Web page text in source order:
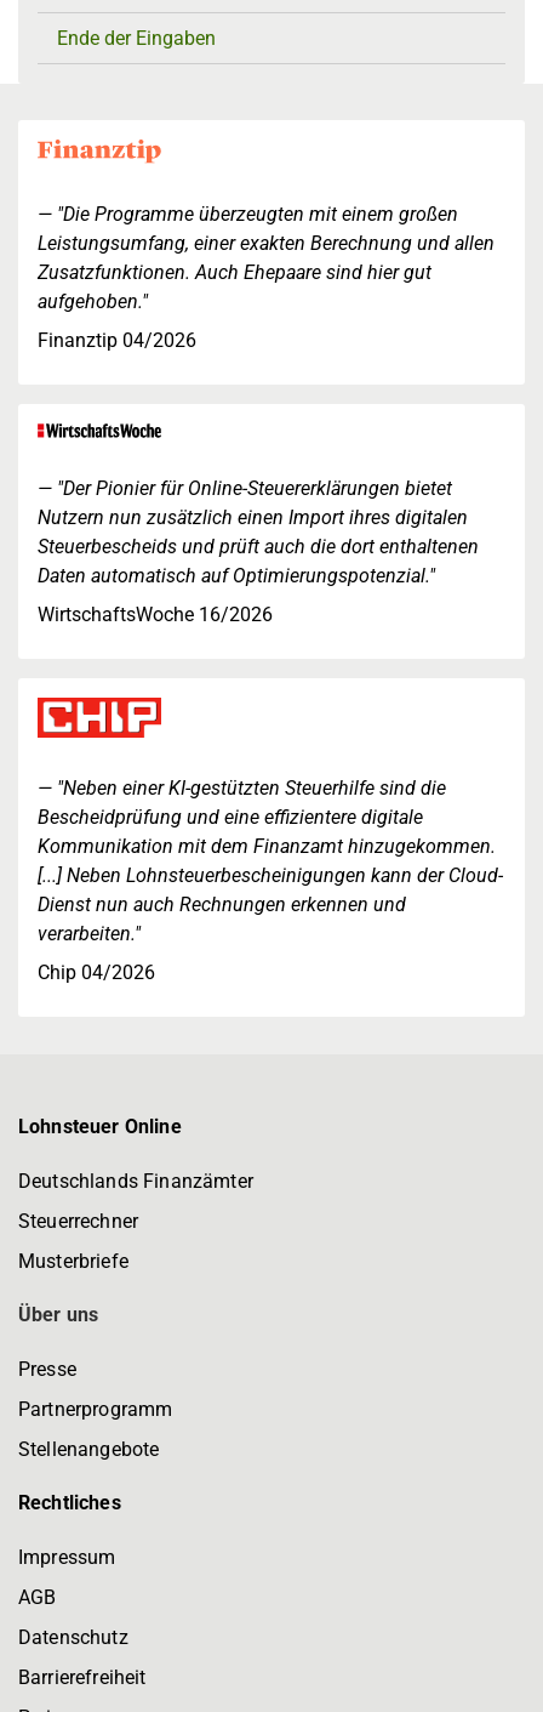
Ende der Eingaben
"Die Programme überzeugten mit einem großen
Leistungsumfang, einer exakten Berechnung und allen
Zusatzfunktionen. Auch Ehepaare sind hier gut
aufgehoben."
Finanztip 04/2026
"Der Pionier für Online-Steuererklärungen bietet
Nutzern nun zusätzlich einen Import ihres digitalen
Steuerbescheids und prüft auch die dort enthaltenen
Daten automatisch auf Optimierungspotenzial."
WirtschaftsWoche 16/2026
"Neben einer KI-gestützten Steuerhilfe sind die
Bescheidprüfung und eine effizientere digitale
Kommunikation mit dem Finanzamt hinzugekommen.
[...] Neben Lohnsteuerbescheinigungen kann der Cloud-
Dienst nun auch Rechnungen erkennen und
verarbeiten."
Chip 04/2026
Lohnsteuer Online
Deutschlands Finanzämter
Steuerrechner
Musterbriefe
Über uns
Presse
Partnerprogramm
Stellenangebote
Rechtliches
Impressum
AGB
Datenschutz
Barrierefreiheit